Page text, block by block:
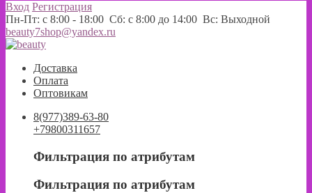
Вход Регистрация
Пн-Пт: с 8:00 - 18:00 Сб: с 8:00 до 14:00 Вс: Выходной
beauty7shop@yandex.ru
Перейти
навигации
Перейти
содержимому
Доставка
Оплата
Оптовикам
8(977)389-63-80
+79800311657
Фильтрация по атрибутам
Фильтрация по атрибутам